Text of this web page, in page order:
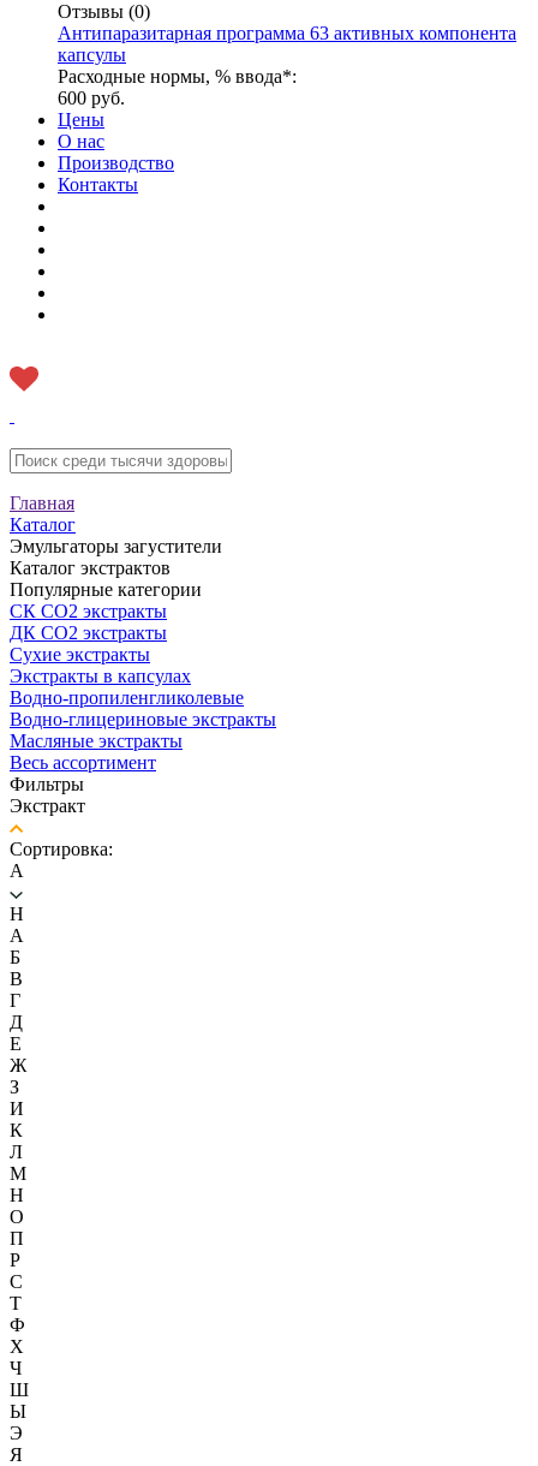
Отзывы (0)
Антипаразитарная программа 63 активных компонента
капсулы
Расходные нормы, % ввода*:
600 руб.
Цены
О нас
Производство
Контакты
Главная
Каталог
Эмульгаторы загустители
Каталог экстрактов
Популярные категории
СК CO2 экстракты
ДК СО2 экстракты
Сухие экстракты
Экстракты в капсулах
Водно-пропиленгликолевые
Водно-глицериновые экстракты
Масляные экстракты
Весь ассортимент
Фильтры
Экстракт
Сортировка:
А
H
А
Б
В
Г
Д
Е
Ж
З
И
К
Л
М
Н
О
П
Р
С
Т
Ф
Х
Ч
Ш
Ы
Э
Я